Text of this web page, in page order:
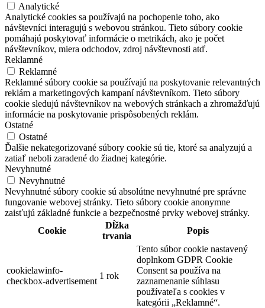
Analytické
Analytické cookies sa používajú na pochopenie toho, ako
návštevníci interagujú s webovou stránkou. Tieto súbory cookie
pomáhajú poskytovať informácie o metrikách, ako je počet
návštevníkov, miera odchodov, zdroj návštevnosti atď.
Reklamné
Reklamné
Reklamné súbory cookie sa používajú na poskytovanie relevantných
reklám a marketingových kampaní návštevníkom. Tieto súbory
cookie sledujú návštevníkov na webových stránkach a zhromažďujú
informácie na poskytovanie prispôsobených reklám.
Ostatné
Ostatné
Ďalšie nekategorizované súbory cookie sú tie, ktoré sa analyzujú a
zatiaľ neboli zaradené do žiadnej kategórie.
Nevyhnutné
Nevyhnutné
Nevyhnutné súbory cookie sú absolútne nevyhnutné pre správne
fungovanie webovej stránky. Tieto súbory cookie anonymne
zaisťujú základné funkcie a bezpečnostné prvky webovej stránky.
Cookie
Dĺžka
trvania
Popis
cookielawinfo-
checkbox-advertisement
1 rok
Tento súbor cookie nastavený
doplnkom GDPR Cookie
Consent sa používa na
zaznamenanie súhlasu
používateľa s cookies v
kategórii „Reklamné“.